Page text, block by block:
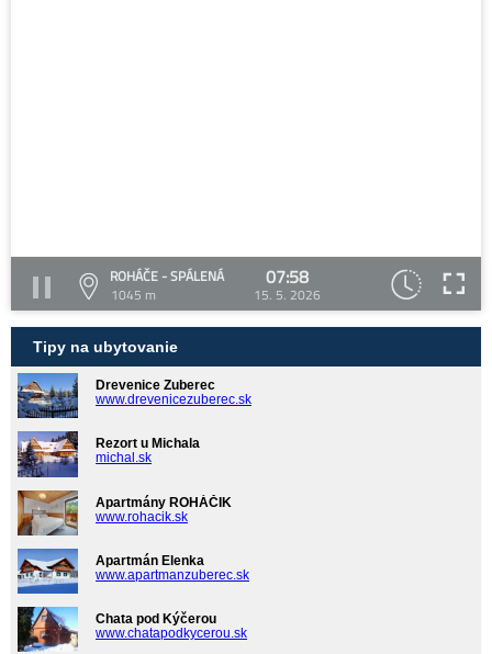
ROHÁČE - SPÁLENÁ
1045 m
07:58
15. 5. 2026
Tipy na ubytovanie
Drevenice Zuberec
www.drevenicezuberec.sk
Rezort u Michala
michal.sk
Apartmány ROHÁČIK
www.rohacik.sk
Apartmán Elenka
www.apartmanzuberec.sk
Chata pod Kýčerou
www.chatapodkycerou.sk